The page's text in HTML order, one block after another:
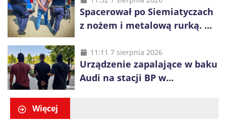
Spacerował po Siemiatyczach
z nożem i metalową rurką. W
alkohol i perfumy
11:11 7 sierpnia 2026
Urządzenie zapalające w baku
Audi na stacji BP w
Więcej